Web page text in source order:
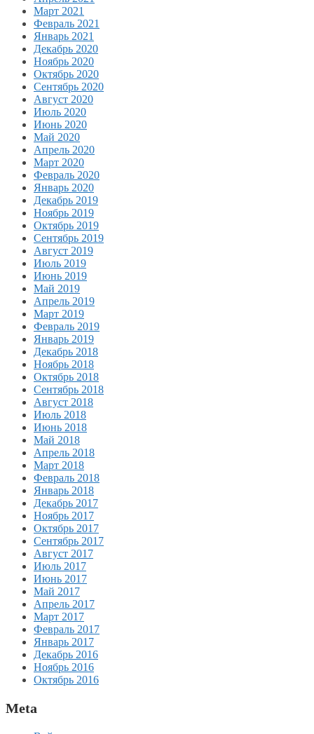
Март 2021
Февраль 2021
Январь 2021
Декабрь 2020
Ноябрь 2020
Октябрь 2020
Сентябрь 2020
Август 2020
Июль 2020
Июнь 2020
Май 2020
Апрель 2020
Март 2020
Февраль 2020
Январь 2020
Декабрь 2019
Ноябрь 2019
Октябрь 2019
Сентябрь 2019
Август 2019
Июль 2019
Июнь 2019
Май 2019
Апрель 2019
Март 2019
Февраль 2019
Январь 2019
Декабрь 2018
Ноябрь 2018
Октябрь 2018
Сентябрь 2018
Август 2018
Июль 2018
Июнь 2018
Май 2018
Апрель 2018
Март 2018
Февраль 2018
Январь 2018
Декабрь 2017
Ноябрь 2017
Октябрь 2017
Сентябрь 2017
Август 2017
Июль 2017
Июнь 2017
Май 2017
Апрель 2017
Март 2017
Февраль 2017
Январь 2017
Декабрь 2016
Ноябрь 2016
Октябрь 2016
Meta